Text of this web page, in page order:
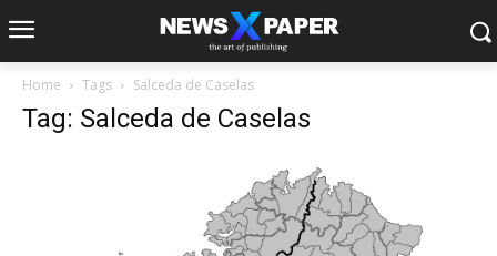
Home Tags Salceda de Caselas
Tag: Salceda de Caselas